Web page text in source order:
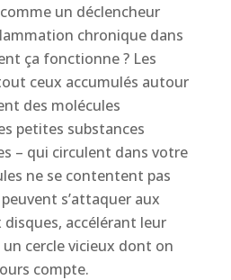
un déclencheur
chronique dans
ça fonctionne ? Les
ceux accumulés autour
des molécules
petites substances
– qui circulent dans votre
ne se contentent pas
s’attaquer aux
accélérant leur
cercle vicieux dont on
compte.